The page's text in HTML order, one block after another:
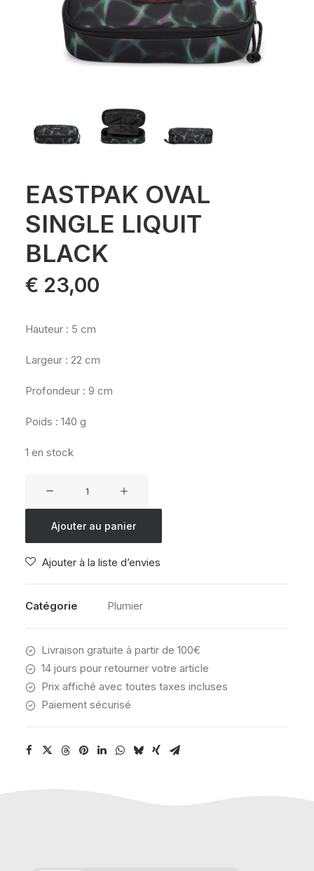
EASTPAK OVAL
SINGLE LIQUIT
BLACK
€ 23,00
Hauteur : 5 cm
Largeur : 22 cm
Profondeur : 9 cm
Poids : 140 g
1 en stock
LIQUIT
Ajouter au panier
Ajouter à la liste d’envies
Catégorie Plumier
Livraison gratuite à partir de 100€
14 jours pour retourner votre article
Prix affiché avec toutes taxes incluses
Paiement sécurisé